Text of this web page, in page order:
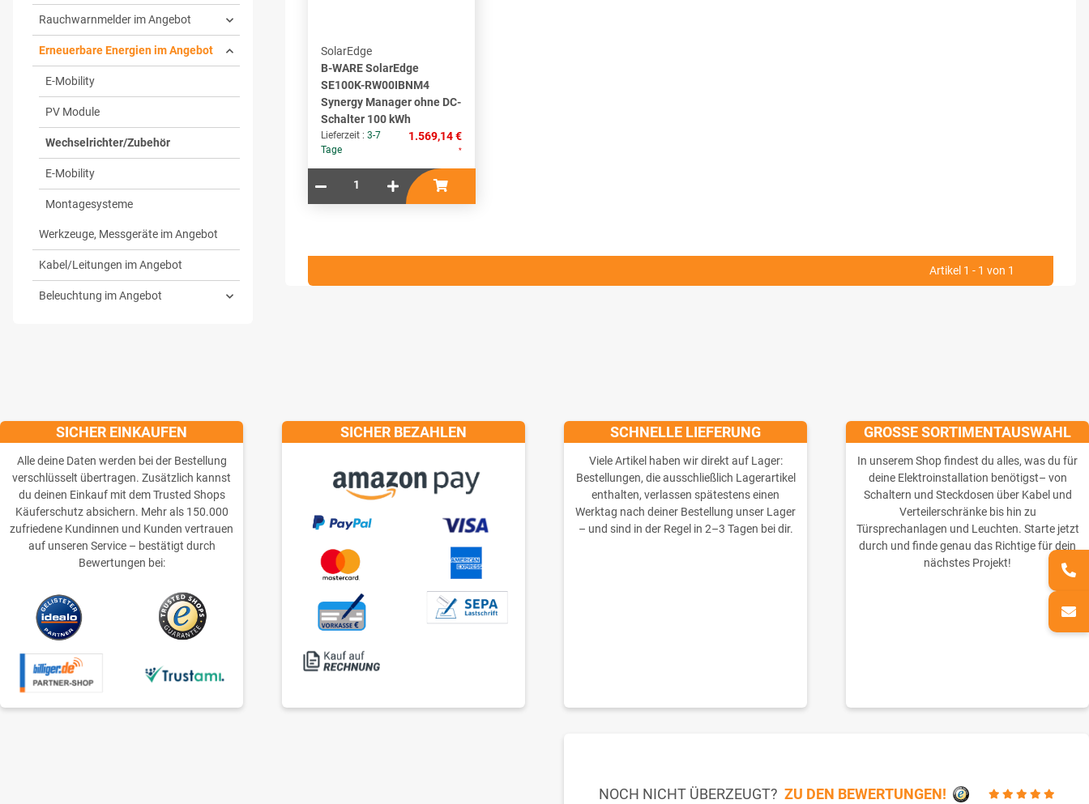
SolarEdge
B-WARE SolarEdge
SE100K-RW00IBNM4
Synergy Manager ohne DC-
Schalter 100 kWh
Lieferzeit : 3-7
Tage
1.569,14 €
*
Artikel 1 - 1 von 1
Rauchwarnmelder im Angebot
Erneuerbare Energien im Angebot
E-Mobility
PV Module
Wechselrichter/Zubehör
E-Mobility
Montagesysteme
Werkzeuge, Messgeräte im Angebot
Kabel/Leitungen im Angebot
Beleuchtung im Angebot
SICHER EINKAUFEN
Alle deine Daten werden bei der Bestellung
verschlüsselt übertragen. Zusätzlich kannst
du deinen Einkauf mit dem Trusted Shops
Käuferschutz absichern. Mehr als 150.000
zufriedene Kundinnen und Kunden vertrauen
auf unseren Service – bestätigt durch
Bewertungen bei:
SICHER BEZAHLEN SCHNELLE LIEFERUNG
Viele Artikel haben wir direkt auf Lager:
Bestellungen, die ausschließlich Lagerartikel
enthalten, verlassen spätestens einen
Werktag nach deiner Bestellung unser Lager
– und sind in der Regel in 2–3 Tagen bei dir.
GROSSE SORTIMENTAUSWAHL
In unserem Shop findest du alles, was du für
deine Elektroinstallation benötigst– von
Schaltern und Steckdosen über Kabel und
Verteilerschränke bis hin zu
Türsprechanlagen und Leuchten. Starte jetzt
durch und finde genau das Richtige für dein
nächstes Projekt!
NOCH NICHT ÜBERZEUGT? ZU DEN BEWERTUNGEN!